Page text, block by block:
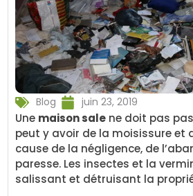
Blog juin 23, 2019
Une maison sale ne doit pas
peut y avoir de la moisissure et
cause de la négligence, de
paresse. Les insectes et la
salissant et détruisant la